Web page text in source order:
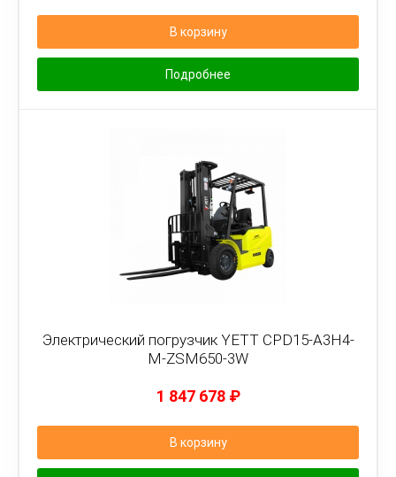
В корзину
Подробнее
Электрический погрузчик YETT CPD15-A3H4-
M-ZSM650-3W
1 847 678 ₽
В корзину